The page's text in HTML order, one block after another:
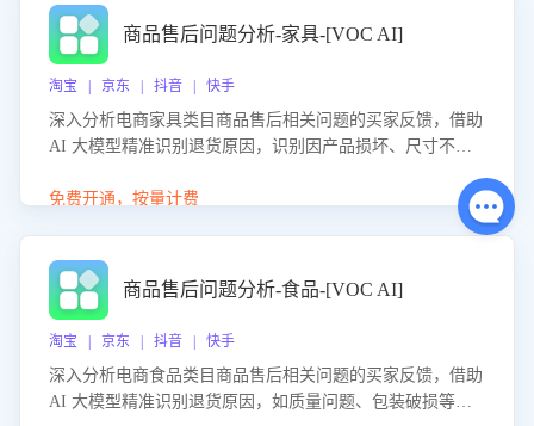
商品售后问题分析-家具-[VOC AI]
淘宝 | 京东 | 抖音 | 快手
深入分析电商家具类目商品售后相关问题的买家反馈，借助
AI 大模型精准识别退货原因，识别因产品损坏、尺寸不符
力商家优化产品或服务，实现销售额的显著提升。
免费开通，按量计费
商品售后问题分析-食品-[VOC AI]
淘宝 | 京东 | 抖音 | 快手
深入分析电商食品类目商品售后相关问题的买家反馈，借助
AI 大模型精准识别退货原因，如质量问题、包装破损等，